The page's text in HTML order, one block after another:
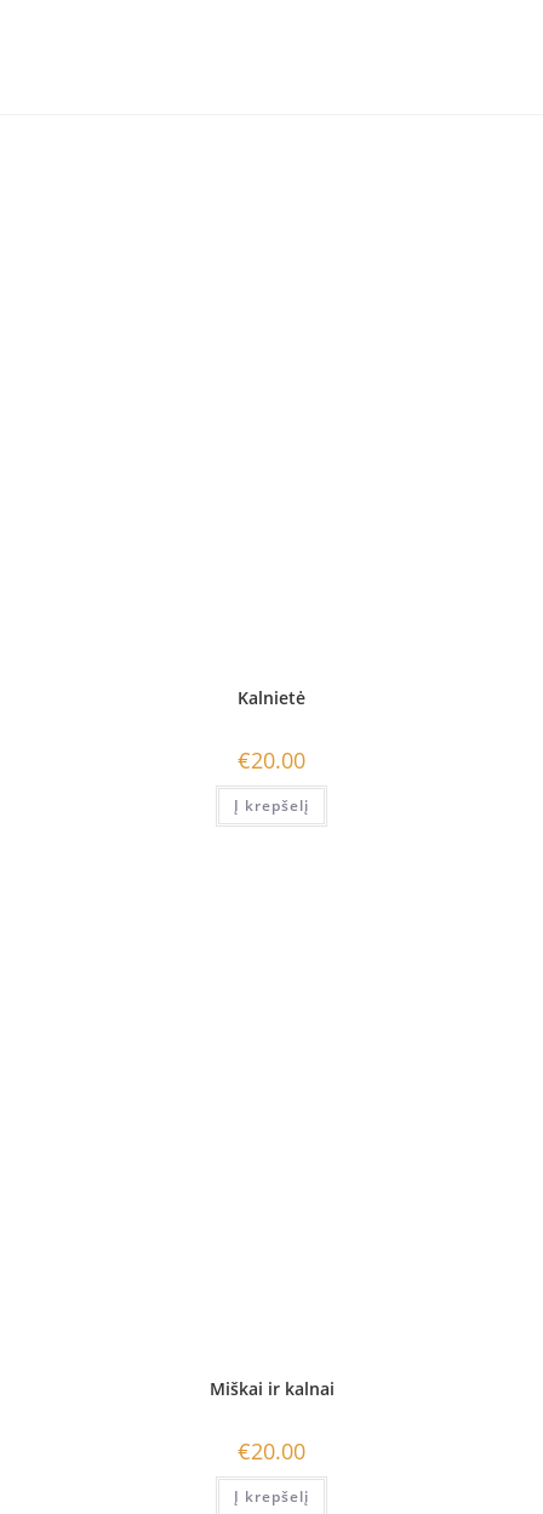
Kalnietė
€20.00
Į krepšelį
Miškai ir kalnai
€20.00
Į krepšelį